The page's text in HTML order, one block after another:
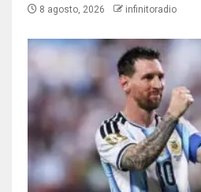
8 agosto, 2026 infinitoradio